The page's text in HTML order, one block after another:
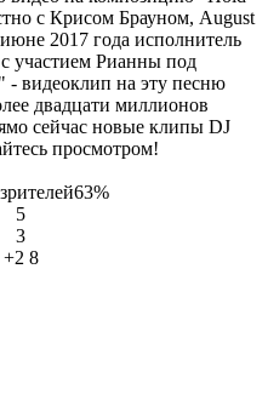
с Крисом Брауном, August
2017 года исполнитель
участием Рианны под
- видеоклип на эту песню
двадцати миллионов
сейчас новые клипы DJ
просмотром!
63%
5
3
+2 8